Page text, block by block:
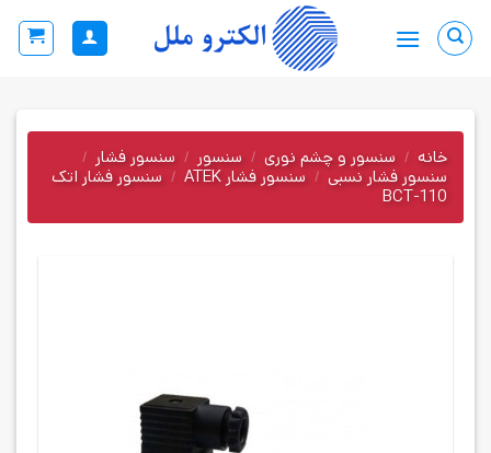
خانه / سنسور و چشم نوری / سنسور / سنسور فشار /
سنسور فشار نسبی / سنسور فشار ATEK / سنسور فشار اتک
BCT-110